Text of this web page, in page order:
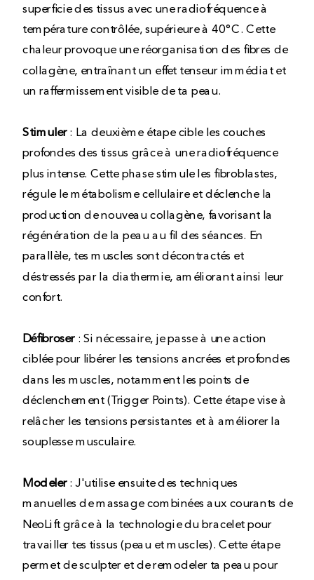
superficie des tissus avec une radiofréquence à
température contrôlée, supérieure à 40°C. Cette
chaleur provoque une réorganisation des fibres de
collagène, entraînant un effet tenseur immédiat et
un raffermissement visible de ta peau.
Stimuler : La deuxième étape cible les couches
profondes des tissus grâce à une radiofréquence
plus intense. Cette phase stimule les fibroblastes,
régule le métabolisme cellulaire et déclenche la
production de nouveau collagène, favorisant la
régénération de la peau au fil des séances. En
parallèle, tes muscles sont décontractés et
déstressés par la diathermie, améliorant ainsi leur
confort.
Défibroser : Si nécessaire, je passe à une action
ciblée pour libérer les tensions ancrées et profondes
dans les muscles, notamment les points de
déclenchement (Trigger Points). Cette étape vise à
relâcher les tensions persistantes et à améliorer la
souplesse musculaire.
Modeler : J'utilise ensuite des techniques
manuelles de massage combinées aux courants de
NeoLift grâce à la technologie du bracelet pour
travailler tes tissus (peau et muscles). Cette étape
permet de sculpter et de remodeler ta peau pour